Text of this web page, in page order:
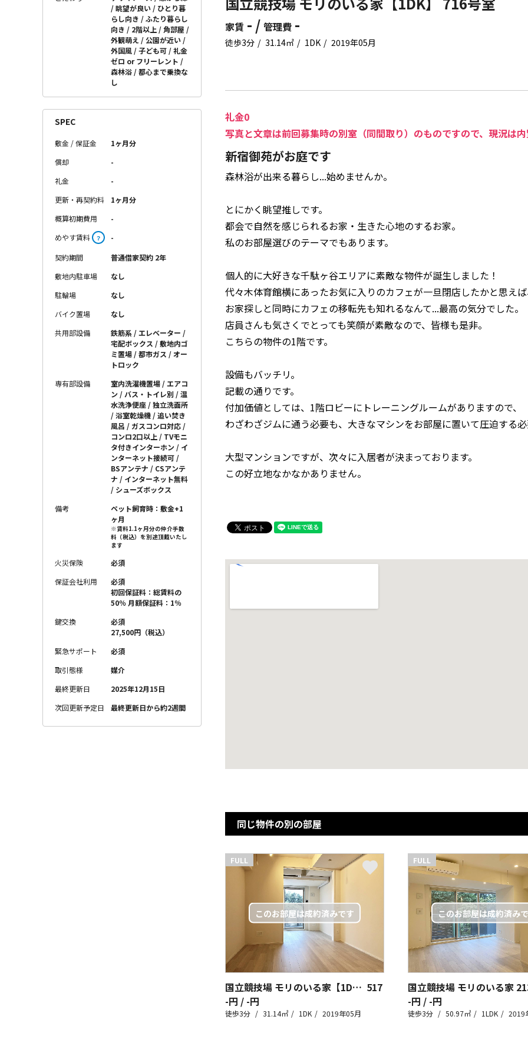
家賃 - / 管理費 -
徒歩3分 31.14㎡ 1DK 2019年05月
礼金0
写真と文章は前回募集時の別室（同間取り）のものですので、現況は
新宿御苑がお庭です
森林浴が出来る暮らし...始めませんか。
とにかく眺望推しです。
都会で自然を感じられるお家・生きた心地のするお家。
私のお部屋選びのテーマでもあります。
個人的に大好きな千駄ヶ谷エリアに素敵な物件が誕生しました！
代々木体育館横にあったお気に入りのカフェが一旦閉店したかと思えば
お家探しと同時にカフェの移転先も知れるなんて...最高の気分でした。
店員さんも気さくでとっても笑顔が素敵なので、皆様も是非。
こちらの物件の1階です。
設備もバッチリ。
記載の通りです。
付加価値としては、1階ロビーにトレーニングルームがありますので、
わざわざジムに通う必要も、大きなマシンをお部屋に置いて圧迫する必
大型マンションですが、次々に入居者が決まっております。
この好立地なかなかありません。
眺望が良い
ひとり暮
らし向き
ふたり暮らし
向き
2階以上
角部屋
外観萌え
公園が近い
外国風
子ども可
礼金
ゼロ or フリーレント
森林浴
都心まで乗換な
し
SPEC
敷金 / 保証金
1ヶ月分
償却
-
礼金
-
更新・再契約料
1ヶ月分
概算初期費用
-
めやす賃料
？ -
契約期間
普通借家契約 2年
敷地内駐車場
なし
駐輪場
なし
バイク置場
なし
共用部設備
鉄筋系 / エレベーター /
宅配ボックス / 敷地内ゴ
ミ置場 / 都市ガス / オー
トロック
専有部設備
室内洗濯機置場 / エアコ
ン / バス・トイレ別 / 温
水洗浄便座 / 独立洗面所
/ 浴室乾燥機 / 追い焚き
風呂 / ガスコンロ対応 /
コンロ2口以上 / TVモニ
タ付きインターホン / イ
ンターネット接続可 /
BSアンテナ / CSアンテ
ナ / インターネット無料
/ シューズボックス
備考
ペット飼育時：敷金+1
ヶ月
※賃料1.1ヶ月分の仲介手数
料（税込）を別途頂戴いたし
ます
火災保険
必須
保証会社利用
必須
初回保証料：総賃料の
50％ 月額保証料：1％
鍵交換
必須
27,500円（税込）
緊急サポート
必須
取引態様
媒介
最終更新日
2025年12月15日
次回更新予定日
最終更新日から約2週間
同じ物件の別の部屋
FULL
国立競技場 モリのいる家【1DK】 517
-円 / -円
徒歩3分 31.14㎡ 1DK 2019年05月
FULL
国立競技場 モリのいる家
-円 / -円
徒歩3分 50.97㎡ 1LDK 2019